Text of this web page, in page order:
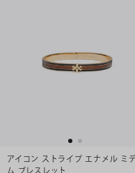
アイコン ストライプ エナメル ミ
ム ブレスレット